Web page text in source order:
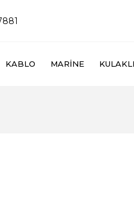
KABLO MARINE